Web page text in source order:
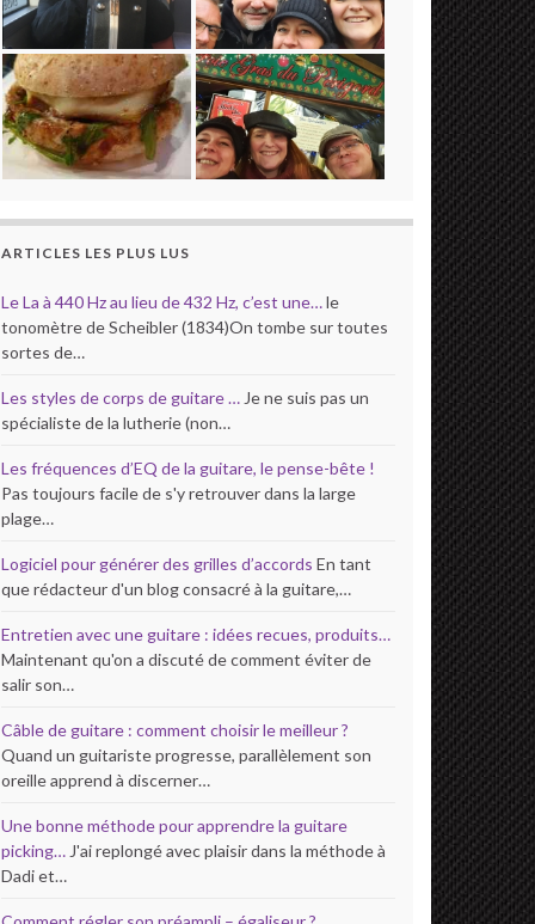
ARTICLES LES PLUS LUS
Le La à 440 Hz au lieu de 432 Hz, c’est une…le
tonomètre de Scheibler (1834)On tombe sur toutes
sortes de…
Les styles de corps de guitare … Je ne suis pas un
spécialiste de la lutherie (non…
Les fréquences d’EQ de la guitare, le pense-bête !
Pas toujours facile de s'y retrouver dans la large
plage…
Logiciel pour générer des grilles d’accords En tant
que rédacteur d'un blog consacré à la guitare,…
Entretien avec une guitare : idées recues, produits…
Maintenant qu'on a discuté de comment éviter de
salir son…
Câble de guitare : comment choisir le meilleur ?
Quand un guitariste progresse, parallèlement son
oreille apprend à discerner…
Une bonne méthode pour apprendre la guitare
picking… J'ai replongé avec plaisir dans la méthode à
Dadi et…